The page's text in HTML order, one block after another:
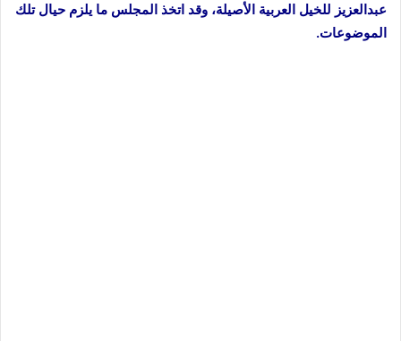
عبدالعزيز للخيل العربية الأصيلة، وقد اتخذ المجلس ما يلزم حيال تلك
الموضوعات.